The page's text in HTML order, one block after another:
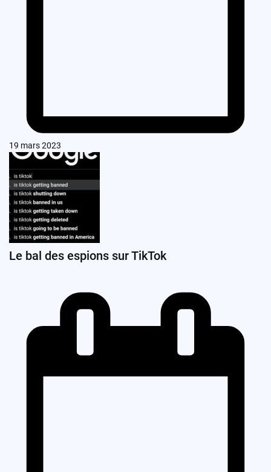
19 mars 2023
Le bal des espions sur TikTok